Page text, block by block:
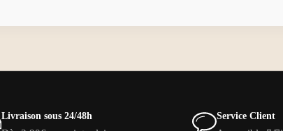
Livraison sous 24/48h Service Client